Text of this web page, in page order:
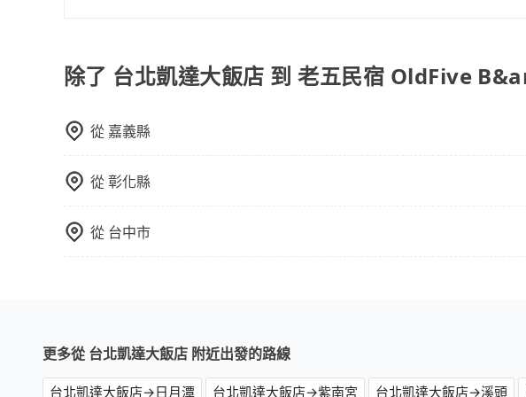
除了 台北凱達大飯店 到 老五民宿 OldFive
從 嘉義縣
從彰化縣
從 台中市
更多從 台北凱達大飯店 附近出發的路線
台北凱達大飯店→日月潭 台北凱達大飯店→紫南宮 台北凱達大飯店→溪頭